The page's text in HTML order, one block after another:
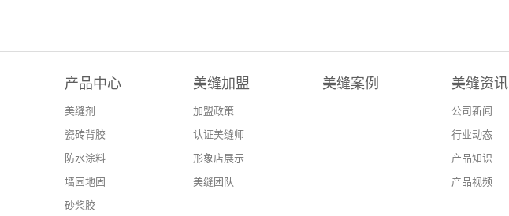
产品中心
美缝剂
瓷砖背胶
防水涂料
墙固地固
砂浆胶
美缝加盟
加盟政策
认证美缝师
形象店展示
美缝团队
美缝案例 美缝资讯
公司新闻
行业动态
产品知识
产品视频